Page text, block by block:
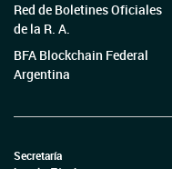
Red de Boletines Oficiales
de la R. A.
BFA Blockchain Federal
Argentina
Secretaría